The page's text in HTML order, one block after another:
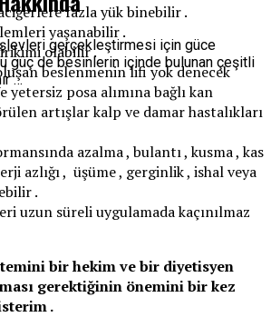
fazla yük binebilir .
yaşanabilir .
olabilir .
beslenmenin lifi yok denecek
yetersiz posa alımına bağlı kan
artışlar kalp ve damar hastalıkları
azalma , bulantı , kusma , kas
azlığı , üşüme , gerginlik , ishal veya
.
uzun süreli uygulamada kaçınılmaz
bir hekim ve bir diyetisyen
gerektiğinin önemini bir kez
.
gerçekleştirmesi için güce
güç de besinlerin içinde bulunan çeşitli
…